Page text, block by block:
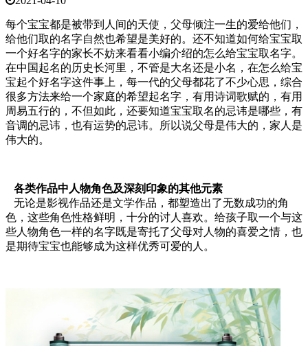
每个宝宝都是被带到人间的天使，父母倾注一生的爱给他们，
给他们取的名字自然也希望是美好的。还不知道如何给宝宝取
一个好名字的家长不妨来看看小编介绍的怎么给宝宝取名字。
在中国起名的历史长河里，不管是大名还是小名，在怎么给宝
宝起个好名字这件事上，每一代的父母都花了不少心思，综合
很多方法来给一个家庭的希望起名字，有用诗词歌赋的，有用
周易五行的，不但如此，还要知道宝宝取名的忌讳是哪些，有
音调的忌讳，也有运势的忌讳。所以说父母是伟大的，家人是
伟大的。
各类作品中人物角色及深刻印象的其他元素
无论是影视作品还是文学作品，都塑造出了无数成功的角
色，这些角色性格鲜明，十分的讨人喜欢。给孩子取一个与这
些人物角色一样的名字既是寄托了父母对人物的喜爱之情，也
是期待宝宝也能够成为这样优秀可爱的人。